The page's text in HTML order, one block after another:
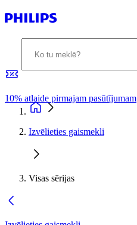
10% atlaide pirmajam pasūtījumam
Izvēlieties gaismekli
Visas sērijas